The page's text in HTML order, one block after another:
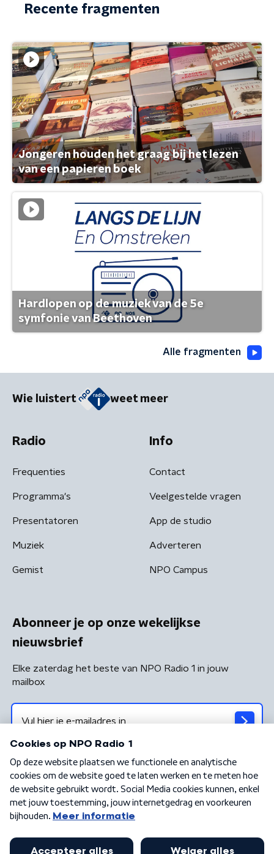
Recente fragmenten
Jongeren houden het graag bij het lezen
van een papieren boek
Hardlopen op de muziek van de 5e
symfonie van Beethoven
Alle fragmenten
Wie luistert weet meer
Radio
Frequenties
Programma's
Presentatoren
Muziek
Gemist
Info
Contact
Veelgestelde vragen
App de studio
Adverteren
NPO Campus
Abonneer je op onze wekelijkse
nieuwsbrief
Elke zaterdag het beste van NPO Radio 1 in jouw
mailbox
Algemene voorwaarden